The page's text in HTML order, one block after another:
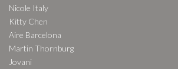
Nicole Italy
Kitty Chen
Aire Barcelona
Martin Thornburg
Jovani